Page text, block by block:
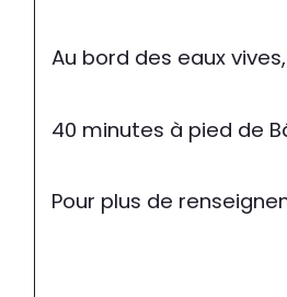
Au bord des eaux
40 minutes à pied de
Pour plus de